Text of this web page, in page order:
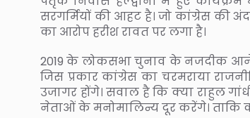
सरगर्मियों की आहट है। जो कांग्रेस की
का आरोप हरीश रावत पर लगा है।
2019 के लोकसभा चुनाव के नजदीक आने
जिस प्रकार कांग्रेस का चरमराया
उजागर होंगे। सवाल है कि क्या राहुल
नेताओं के मनोमालिन्य दूर करेंगे। ताकि